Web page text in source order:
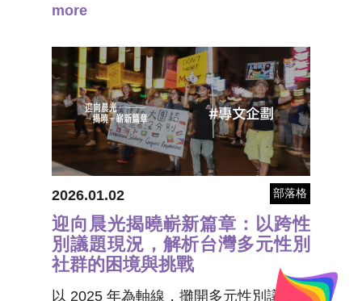
團體透過法律攻防、議會施壓、社群平
頭、誰能在網路發聲、誰能在職場生
存、誰能成為「公眾的一部分」。
more
2026.01.02 部落格
迎向晨光揭曉嶄新篇章：以跨性
別議題現況，解析台灣多元性別
社群的困境與挑戰
以 2025 年為軸線，攤開多元性別議題今